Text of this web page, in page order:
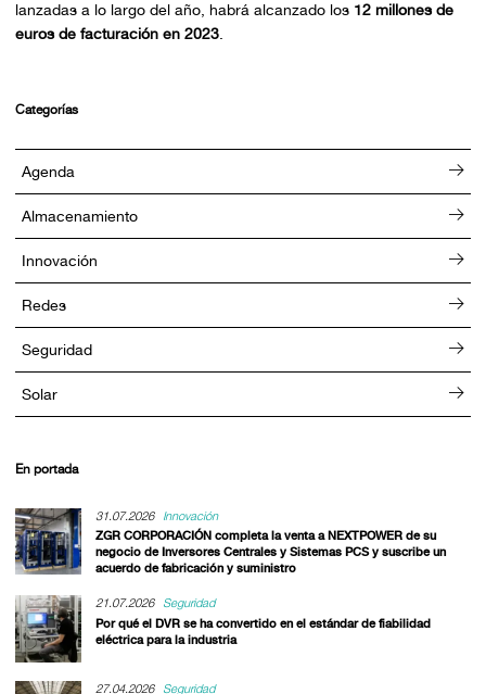
lanzadas a lo largo del año, habrá alcanzado los 12 millones de
euros de facturación en 2023.
Categorías
Agenda
Almacenamiento
Innovación
Redes
Seguridad
Solar
En portada
31.07.2026
Innovación
ZGR CORPORACIÓN completa la venta a NEXTPOWER de su
negocio de Inversores Centrales y Sistemas PCS y suscribe un
acuerdo de fabricación y suministro
21.07.2026
Seguridad
Por qué el DVR se ha convertido en el estándar de fiabilidad
eléctrica para la industria
27.04.2026 Seguridad